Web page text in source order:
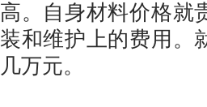
高。自身材料价格就
装和维护上的费用。
几万元。